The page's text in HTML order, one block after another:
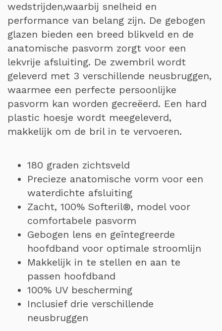
wedstrijden,waarbij snelheid en
performance van belang zijn. De gebogen
glazen bieden een breed blikveld en de
anatomische pasvorm zorgt voor een
lekvrije afsluiting. De zwembril wordt
geleverd met 3 verschillende neusbruggen,
waarmee een perfecte persoonlijke
pasvorm kan worden gecreëerd. Een hard
plastic hoesje wordt meegeleverd,
makkelijk om de bril in te vervoeren.
180 graden zichtsveld
Precieze anatomische vorm voor een
waterdichte afsluiting
Zacht, 100% Softeril®, model voor
comfortabele pasvorm
Gebogen lens en geïntegreerde
hoofdband voor optimale stroomlijn
Makkelijk in te stellen en aan te
passen hoofdband
100% UV bescherming
Inclusief drie verschillende
neusbruggen